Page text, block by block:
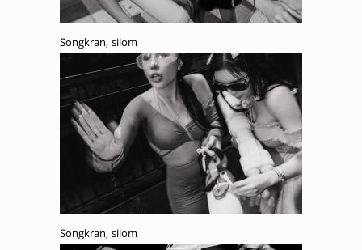
Songkran, silom
Songkran, silom